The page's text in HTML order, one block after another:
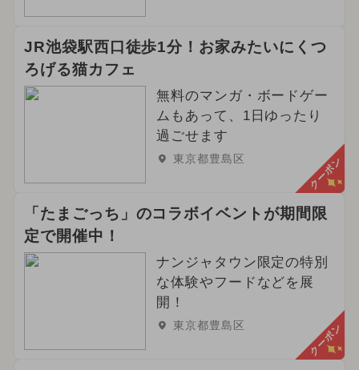
JR池袋駅西口徒歩1分！お家みたいにくつ
ろげる猫カフェ
無料のマンガ・ボードゲー
ムもあって、1日ゆったり
過ごせます
東京都豊島区 クーポン
「たまごっち」のコラボイベントが期間限
定で開催中！
ナンジャタウン限定の特別
な体験やフードなどを展
開！
東京都豊島区 クーポン